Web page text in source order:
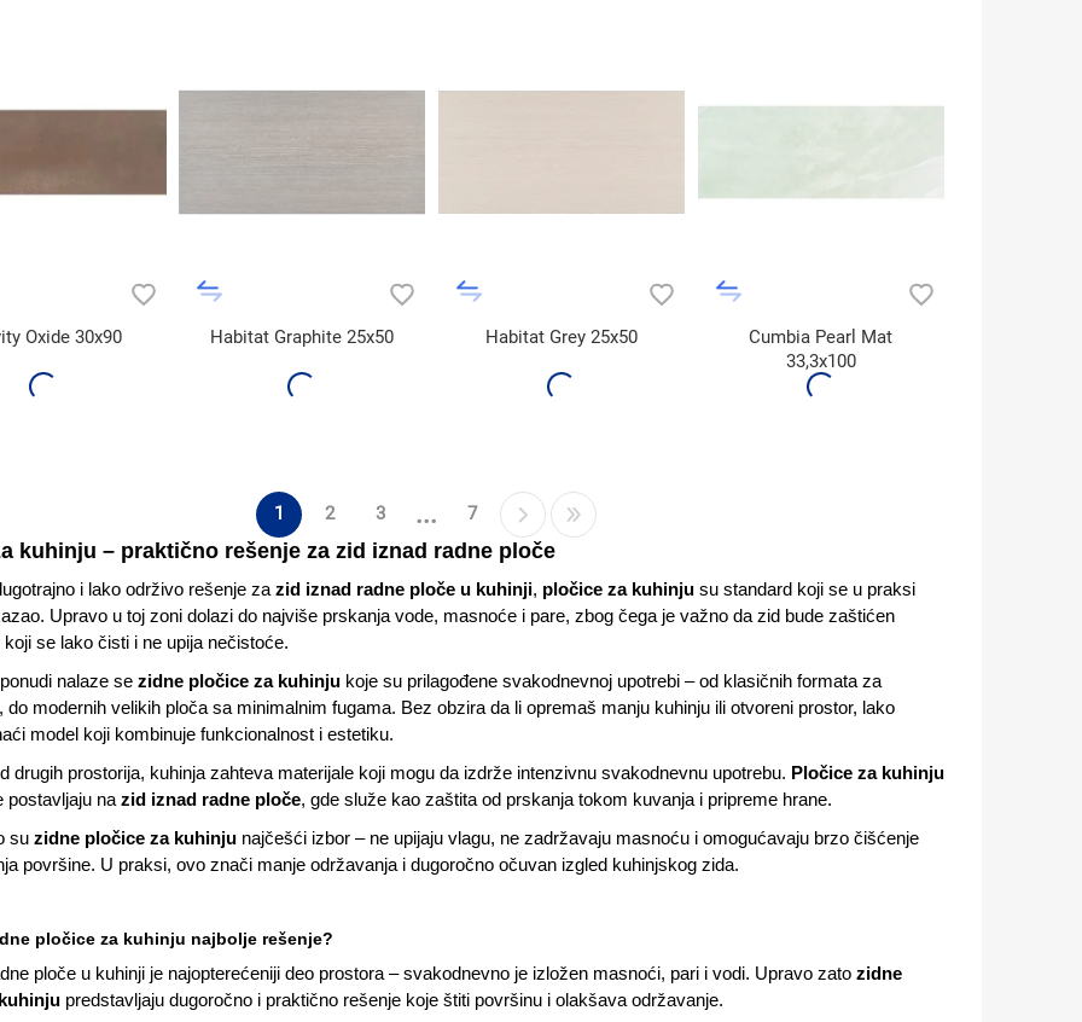
Oxide 30x90 Habitat Graphite 25x50 Habitat Grey 25x50
Cumbia Pearl Mat
33,3x100
1 2 3 ... 7
kuhinju – praktično rešenje za zid iznad radne ploče
i lako održivo rešenje za zid iznad radne ploče u kuhinji, pločice za kuhinjusu standard koji se u praksi
Upravo u toj zoni dolazi do najviše prskanja vode, masnoće i pare, zbog čega je važno da zid bude zaštićen
se lako čisti i ne upija nečistoće.
nalaze se zidne pločice za kuhinjukoje su prilagođene svakodnevnoj upotrebi – od klasičnih formata za
do modernih velikih ploča sa minimalnim fugama. Bez obzira da li opremaš manju kuhinju ili otvoreni prostor, lako
model koji kombinuje funkcionalnost i estetiku.
drugih prostorija, kuhinja zahteva materijale koji mogu da izdrže intenzivnu svakodnevnu upotrebu. Pločice za kuhinju
postavljaju na zid iznad radne ploče, gde služe kao zaštita od prskanja tokom kuvanja i pripreme hrane.
su zidne pločice za kuhinjunajčešći izbor – ne upijaju vlagu, ne zadržavaju masnoću i omogućavaju brzo čišćenje
površine. U praksi, ovo znači manje održavanja i dugoročno očuvan izgled kuhinjskog zida.
pločice za kuhinju najbolje rešenje?
ploče u kuhinji je najopterećeniji deo prostora – svakodnevno je izložen masnoći, pari i vodi. Upravo zato zidne
predstavljaju dugoročno i praktično rešenje koje štiti površinu i olakšava održavanje.